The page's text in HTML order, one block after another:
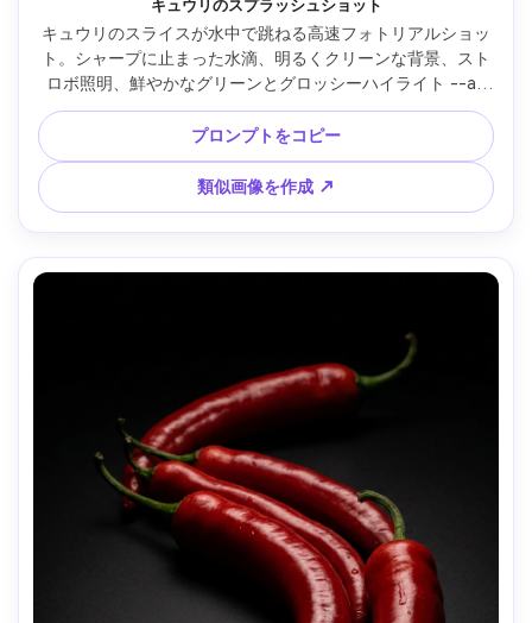
キュウリのスプラッシュショット
キュウリのスライスが水中で跳ねる高速フォトリアルショッ
ト。シャープに止まった水滴、明るくクリーンな背景、スト
ロボ照明、鮮やかなグリーンとグロッシーハイライト --ar
4:5
プロンプトをコピー
類似画像を作成 ↗